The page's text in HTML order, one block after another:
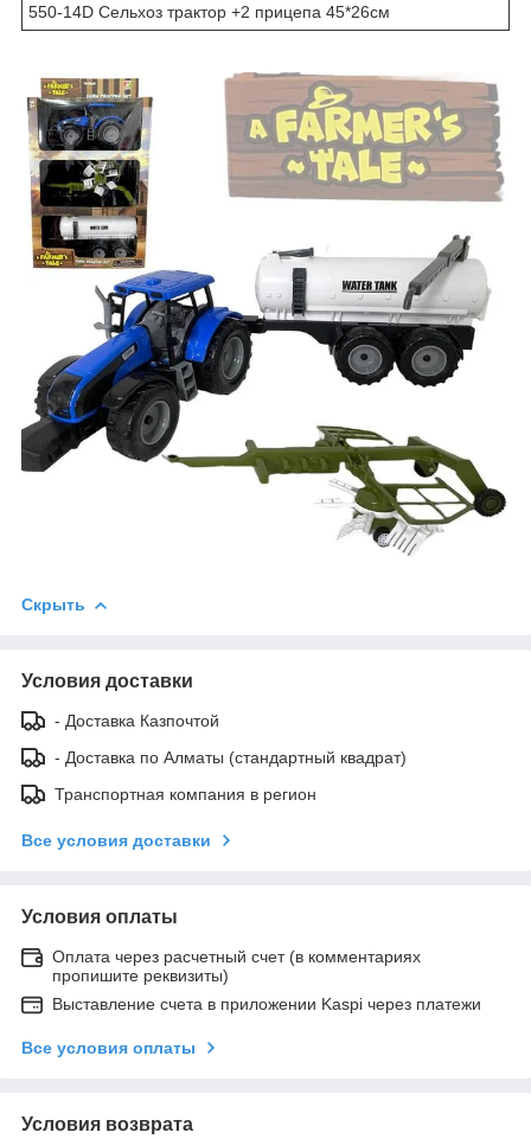
550-14D Сельхоз трактор +2 прицепа 45*26см
Скрыть
Условия доставки
- Доставка Казпочтой
- Доставка по Алматы (стандартный квадрат)
Транспортная компания в регион
Все условия доставки
Условия оплаты
Оплата через расчетный счет (в комментариях
пропишите реквизиты)
Выставление счета в приложении Kaspi через платежи
Все условия оплаты
Условия возврата